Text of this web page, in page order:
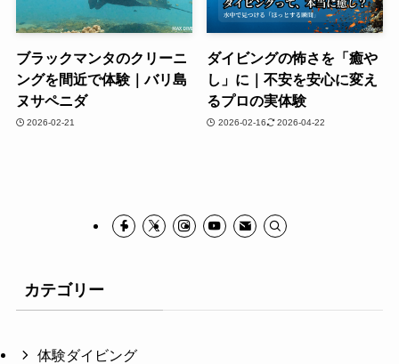
ブラックマンタのクリーニ
ングを間近で体験｜バリ島
ヌサペニダ
2026-02-21
ダイビングの怖さを「癒や
し」に｜不安を安心に変え
るプロの実体験
2026-02-16 2026-04-22
カテゴリー
体験ダイビング